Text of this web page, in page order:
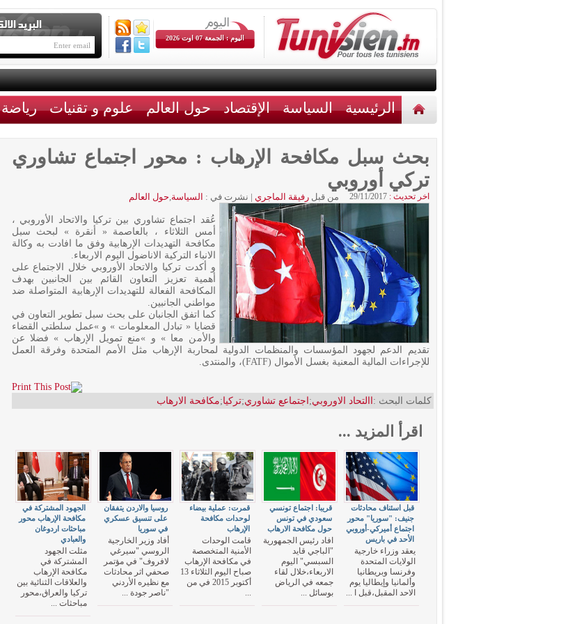
اليوم : الجمعة 07 اوت 2026
الرئيسية السياسة الإقتصاد حول العالم علوم و تقنيات رياضة
بحث سبل مكافحة الإرهاب : محور اجتماع تشاوري
تركي أوروبي
اخر تحديث : 29/11/2017 من قبلرفيقة الماجري | نشرت في : السياسة,حول العالم
عُقد اجتماع تشاوري بين تركيا والاتحاد الأوروبي ،
أمس الثلاثاء ، بالعاصمة « أنقرة » لبحث سبل
مكافحة التهديدات الإرهابية وفق ما افادت به وكالة
الانباء التركية الاناضول اليوم الاربعاء.
و أكدت تركيا والاتحاد الأوروبي خلال الاجتماع على
أهمية تعزيز التعاون القائم بين الجانبين بهدف
المكافحة الفعالة للتهديدات الإرهابية المتواصلة ضد
مواطني الجانبين.
كما اتفق الجانبان على بحث سبل تطوير التعاون في
قضايا « تبادل المعلومات » و »عمل سلطتي القضاء
والأمن معا » و »منع تمويل الإرهاب » فضلا عن
تقديم الدعم لجهود المؤسسات والمنظمات الدولية لمحاربة الإرهاب مثل الأمم المتحدة وفرقة العمل
للإجراءات المالية المعنية بغسل الأموال (FATF)، والمنتدى.
كلمات البحث : االتحاد الاوروبي; اجتماعع تشاوري;تركيا;مكافحة الارهاب
اقرأ المزيد ...
الجهود المشتركة في
مكافحة الإرهاب محور
مباحثات اردوغان
والعبادي
مثلت الجهود
المشتركة في
مكافحة الإرهاب
والعلاقات الثنائية بين
تركيا والعراق،محور
مباحثات ...
روسيا والاردن يتفقان
على تنسيق عسكري
في سوريا
أفاد وزير الخارجية
الروسي "سيرغي
لافروف" في مؤتمر
صحفي اثر محادثات
مع نظيره الأردني
"ناصر جودة ...
قمرت: عملية بيضاء
لوحدات مكافحة
الإرهاب
قامت الوحدات
الأمنية المتخصصة
في مكافحة الإرهاب
صباح اليوم الثلاثاء 13
أكتوبر 2015 في من
...
قريبا: اجتماع تونسي
سعودي في تونس
حول مكافحة الارهاب
افاد رئيس الجمهورية
"الباجي قايد
السبسي" اليوم
الاربعاء،خلال لقاء
جمعه في الرياض
بوسائل ...
قبل اسئناف محادثات
جنيف: "سوريا" محور
اجتماع أميركي-أوروبي
الأحد في باريس
يعقد وزراء خارجية
الولايات المتحدة
وفرنسا وبريطانيا
وألمانيا وإيطاليا يوم
الاحد المقبل،قبل ا ...